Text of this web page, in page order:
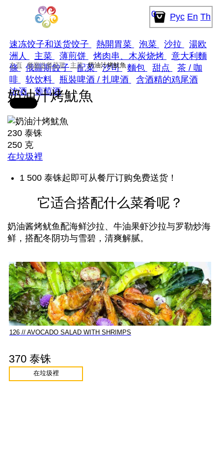
0 Рус En Th
速冻饺子和送货饺子 熱開胃菜 泡菜 沙拉
湯欧
洲人
主菜 薄煎饼 烤肉串、木炭烧烤
意大利麵
條 俄羅斯餃子 配菜 沙司 麵包 甜点
茶 / 咖
啡
软饮料 瓶裝啤酒 / 扎啤酒
含酒精的鸡尾酒
浓酒 葡萄酒
主頁 餐廳送餐菜單 主菜 奶油汁烤魷魚
奶油汁烤魷魚
230 泰铢
250 克
在垃圾裡
1 500 泰铢起即可从餐厅订购免费送货！
它适合搭配什么菜肴呢？
奶油酱烤鱿鱼配海鲜沙拉、牛油果虾沙拉与罗勒炒海
鲜，搭配冬阴功与雪碧，清爽解腻。
126 // AVOCADO SALAD WITH SHRIMPS
370 泰铢
在垃圾裡